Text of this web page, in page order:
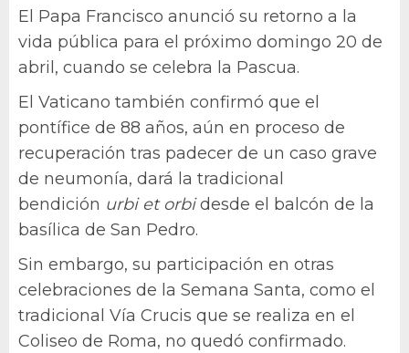
El Papa Francisco anunció su retorno a la
vida pública para el próximo domingo 20 de
abril, cuando se celebra la Pascua.
El Vaticano también confirmó que el
pontífice de 88 años, aún en proceso de
recuperación tras padecer de un caso grave
de neumonía, dará la tradicional
bendición urbi et orbidesde el balcón de la
basílica de San Pedro.
Sin embargo, su participación en otras
celebraciones de la Semana Santa, como el
tradicional Vía Crucis que se realiza en el
Coliseo de Roma, no quedó confirmado.